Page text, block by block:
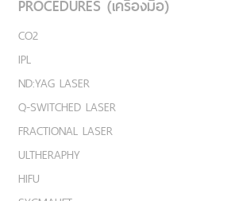
PROCEDURES (เครื่องมือ)
CO2
IPL
ND:YAG LASER
Q-SWITCHED LASER
FRACTIONAL LASER
ULTHERAPHY